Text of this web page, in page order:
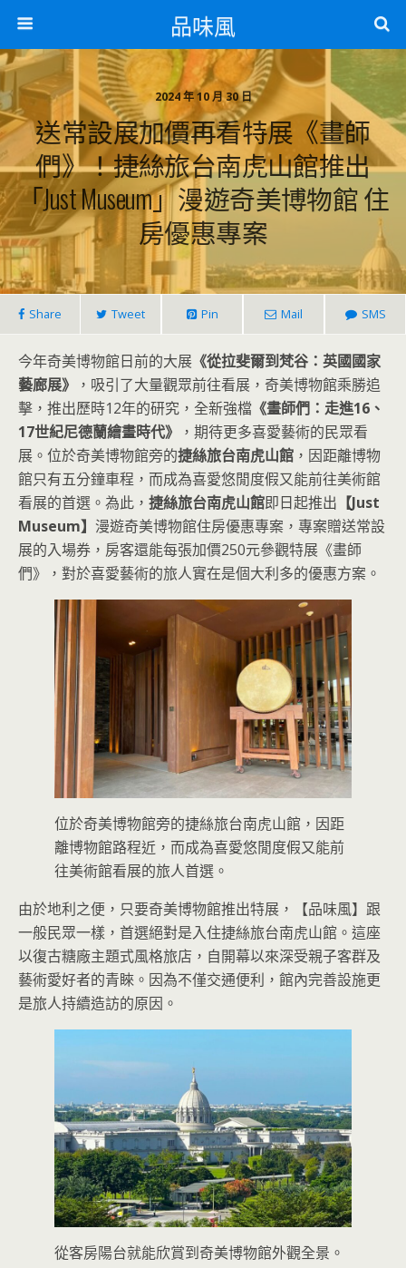
品味風
2024 年 10 月 30 日
送常設展加價再看特展《畫師
們》！捷絲旅台南虎山館推出
「Just Museum」漫遊奇美博物館 住
房優惠專案
Share Tweet Pin Mail SMS
今年奇美博物館日前的大展 《從拉斐爾到梵谷：英國國家
藝廊展》
，吸引了大量觀眾前往看展，奇美博物館乘勝追
擊，推出歷時12年的研究，全新強檔 《畫師們：走進16、
17世紀尼德蘭繪畫時代》
，期待更多喜愛藝術的民眾看
展。位於奇美博物館旁的捷絲旅台南虎山館 ，因距離博物
館只有五分鐘車程，而成為喜愛悠閒度假又能前往美術館
看展的首選。為此， 捷絲旅台南虎山館即日起推出 【Just
Museum】 漫遊奇美博物館住房優惠專案，專案贈送常設
展的入場券，房客還能每張加價250元參觀特展《畫師
們》，對於喜愛藝術的旅人實在是個大利多的優惠方案。
位於奇美博物館旁的捷絲旅台南虎山館，因距
離博物館路程近，而成為喜愛悠閒度假又能前
往美術館看展的旅人首選。
由於地利之便，只要奇美博物館推出特展，【品味風】跟
一般民眾一樣，首選絕對是入住捷絲旅台南虎山館。這座
以復古糖廠主題式風格旅店，自開幕以來深受親子客群及
藝術愛好者的青睞。因為不僅交通便利，館內完善設施更
是旅人持續造訪的原因。
從客房陽台就能欣賞到奇美博物館外觀全景。